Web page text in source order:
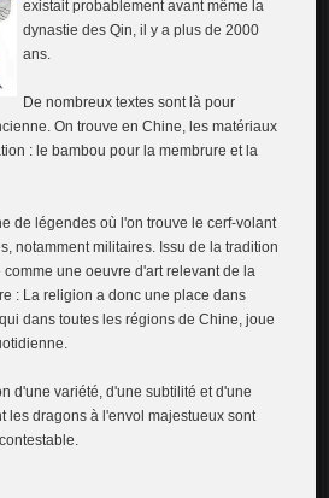
existait probablement avant même la
dynastie des Qin, il y a plus de 2000
ans.
De nombreux textes sont là pour
On trouve en Chine, les matériaux
: le bambou pour la membrure et la
de légendes où l'on trouve le cerf-volant
notamment militaires. Issu de la tradition
une oeuvre d'art relevant de la
: La religion a donc une place dans
dans toutes les régions de Chine, joue
d'une variété, d'une subtilité et d'une
les dragons à l'envol majestueux sont